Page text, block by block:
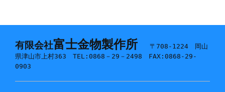
有限会社富士金物製作所
〒708-1224 岡山
県津山市上村363 TEL:0868－29－2498 FAX:0868-29-
0903